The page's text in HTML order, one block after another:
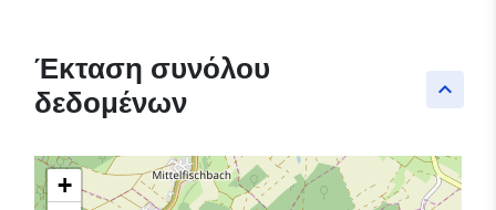
keyboard_arrow_up
Έκταση συνόλου
δεδομένων
+